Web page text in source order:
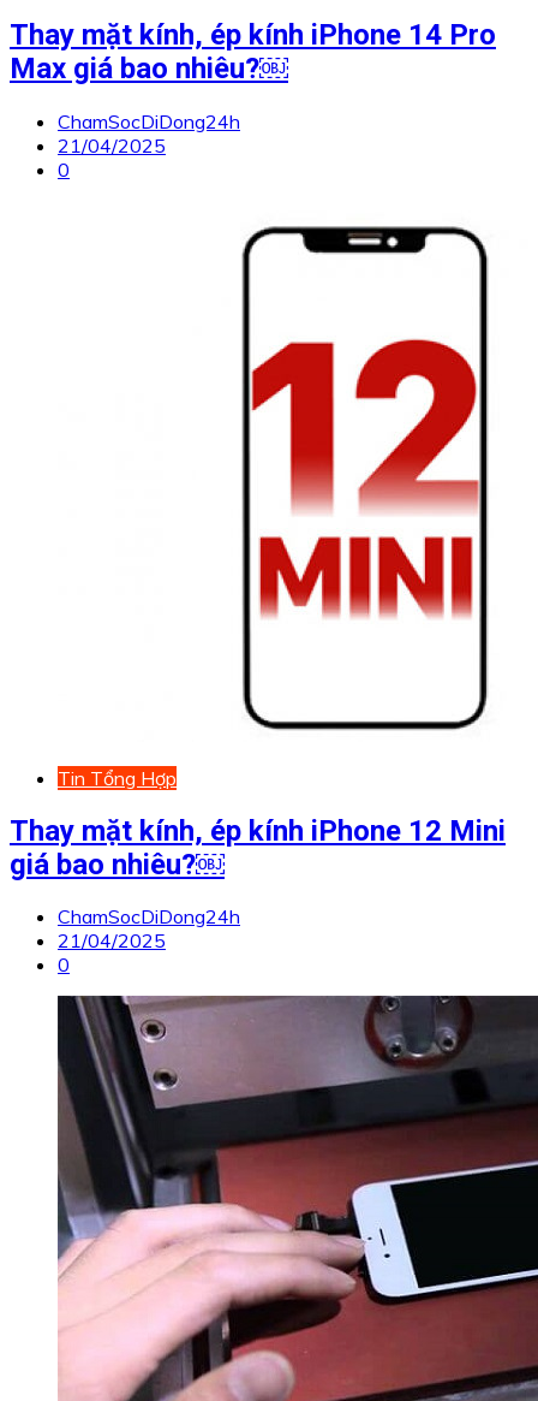
Thay mặt kính, ép kính iPhone 14 Pro
Max giá bao nhiêu?￼
ChamSocDiDong24h
21/04/2025
0
Tin Tổng Hợp
Thay mặt kính, ép kính iPhone 12 Mini
giá bao nhiêu?￼
ChamSocDiDong24h
21/04/2025
0